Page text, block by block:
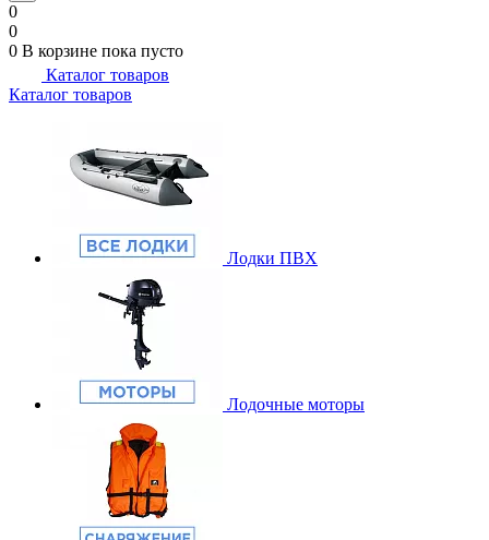
0
0
0 В корзине пока пусто
Каталог товаров
Каталог товаров
Лодки ПВХ
Лодочные моторы